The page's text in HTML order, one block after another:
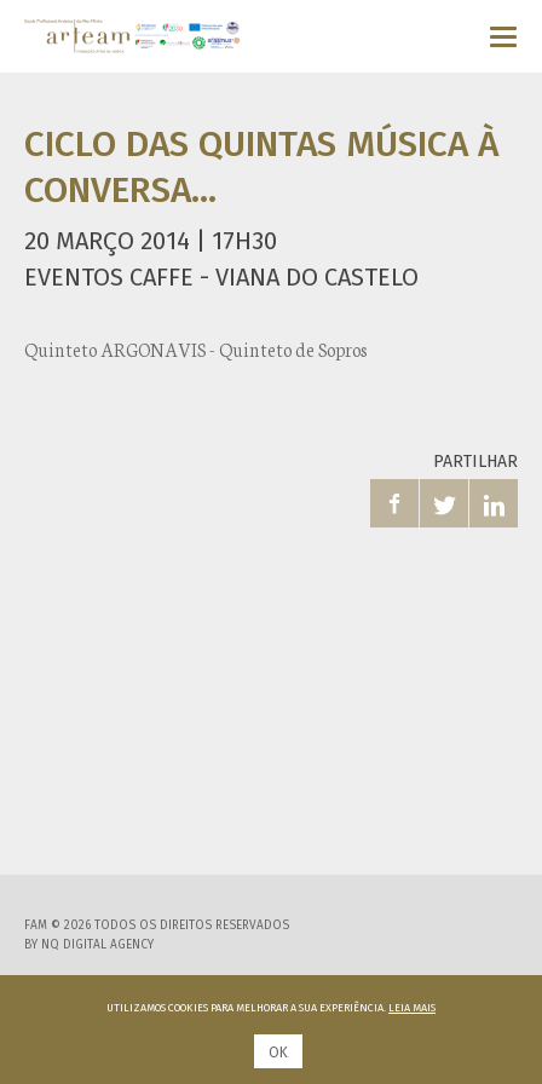
CICLO DAS QUINTAS MÚSICA À
CONVERSA...
20 MARÇO 2014 | 17H30
EVENTOS CAFFE - VIANA DO CASTELO
Quinteto ARGONAVIS - Quinteto de Sopros
PARTILHAR
  
FAM © 2026 TODOS OS DIREITOS RESERVADOS
BY NQ DIGITAL AGENCY
UTILIZAMOS COOKIES PARA MELHORAR A SUA EXPERIÊNCIA. LEIA MAIS
OK